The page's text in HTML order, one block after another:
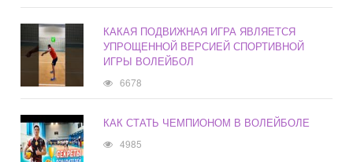
КАКАЯ ПОДВИЖНАЯ ИГРА ЯВЛЯЕТСЯ
УПРОЩЕННОЙ ВЕРСИЕЙ СПОРТИВНОЙ
ИГРЫ ВОЛЕЙБОЛ
6678
КАК СТАТЬ ЧЕМПИОНОМ В ВОЛЕЙБОЛЕ
4985